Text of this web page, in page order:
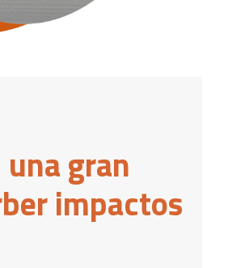
gran
impactos